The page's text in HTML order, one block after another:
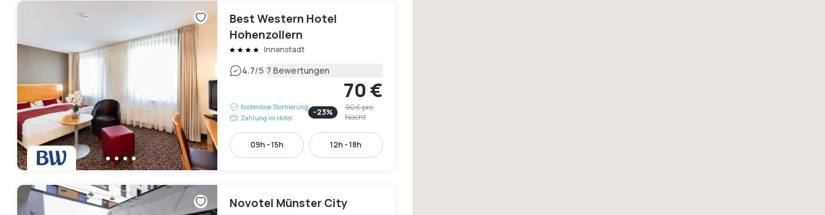
Best Western Hotel
Hohenzollern
Innenstadt
4.7/5|7 Bewertungen
Kostenlose Stornierung
Zahlung im Hotel
70 €
-23% 90 €pro
Nacht
09h - 15h 12h - 18h
Novotel Münster City